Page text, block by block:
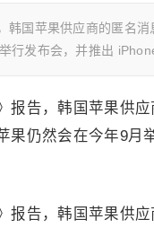
国苹果供应商的匿名
行发布会，并推出
报告，韩国苹果供
果仍然会在今年9
报告，韩国苹果供